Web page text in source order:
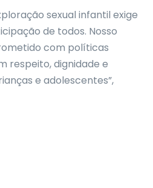
sexual infantil exige
de todos. Nosso
com políticas
respeito, dignidade e
e adolescentes”,